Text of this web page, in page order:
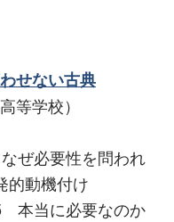
せない古典
等学校）
ぜ必要性を問われ
動機付け
本当に必要なのか